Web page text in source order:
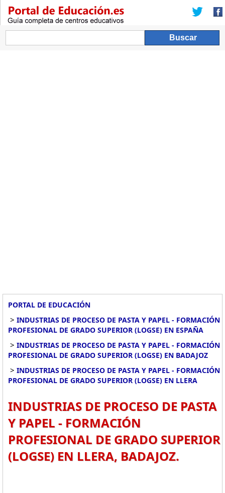
PORTAL DE EDUCACIÓN
> INDUSTRIAS DE PROCESO DE PASTA Y PAPEL - FORMACIÓN
PROFESIONAL DE GRADO SUPERIOR (LOGSE) EN ESPAÑA
> INDUSTRIAS DE PROCESO DE PASTA Y PAPEL - FORMACIÓN
PROFESIONAL DE GRADO SUPERIOR (LOGSE) EN BADAJOZ
> INDUSTRIAS DE PROCESO DE PASTA Y PAPEL - FORMACIÓN
PROFESIONAL DE GRADO SUPERIOR (LOGSE) EN LLERA
INDUSTRIAS DE PROCESO DE PASTA
Y PAPEL - FORMACIÓN
PROFESIONAL DE GRADO SUPERIOR
(LOGSE) EN LLERA, BADAJOZ.